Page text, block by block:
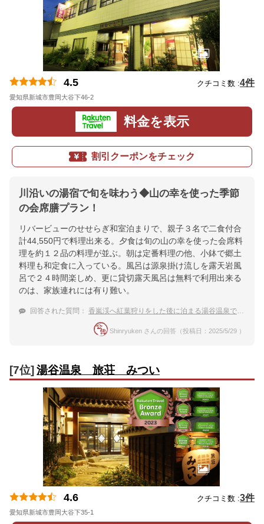
4.5 クチコミ数 :4件
愛知県新城市豊岡大谷下46-2
料金を表示
割引クーポンをチェック
川沿いの湯宿で旬を味わう◆山の幸を使った季節
の会席膳プラン！
リバービューのせせらぎ和室泊まりで、親子３名で二食付合
計44,550円で料理出来る。夕食は旬の山の幸を使った会席料
理を約１２品の料理が並ぶ。朝は定番料理の他、小鉢で郷土
料理も和定食に入っている。風呂は源泉掛け流しを露天岩風
呂で２４時間楽しめ、更に貸切露天風呂は無料で利用出来る
のは、家族連れには有り難い。
回答された質問： 香嵐渓へ紅葉狩りをした後に泊まる湯谷温泉で家族旅行におすすめの宿
Shinryuken さんの回答（投稿日：2025/5/29 ）
[7位]湯谷温泉 旅荘 みつい
4.6 クチコミ数 :3件
愛知県新城市豊岡大谷下35-1